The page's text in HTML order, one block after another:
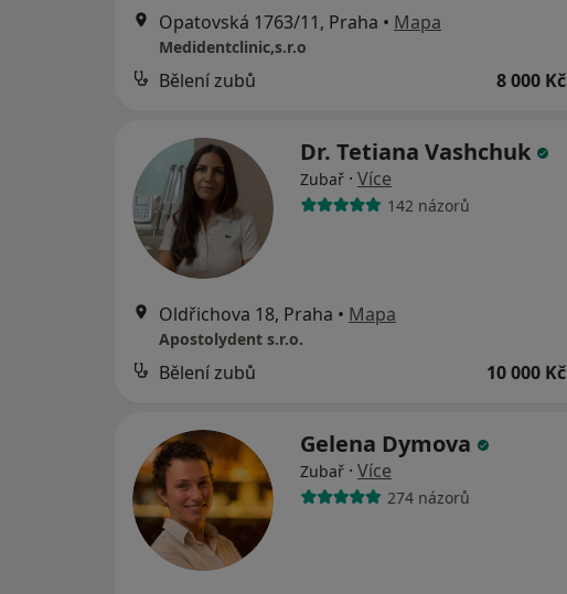
Opatovská 1763/11, Praha • Mapa
Medidentclinic,s.r.o
Bělení zubů 8 000 Kč
Dr. Tetiana Vashchuk
Zubař · Více
142 názorů
Oldřichova 18, Praha • Mapa
Apostolydent s.r.o.
Bělení zubů 10 000 Kč
Gelena Dymova
Zubař · Více
274 názorů